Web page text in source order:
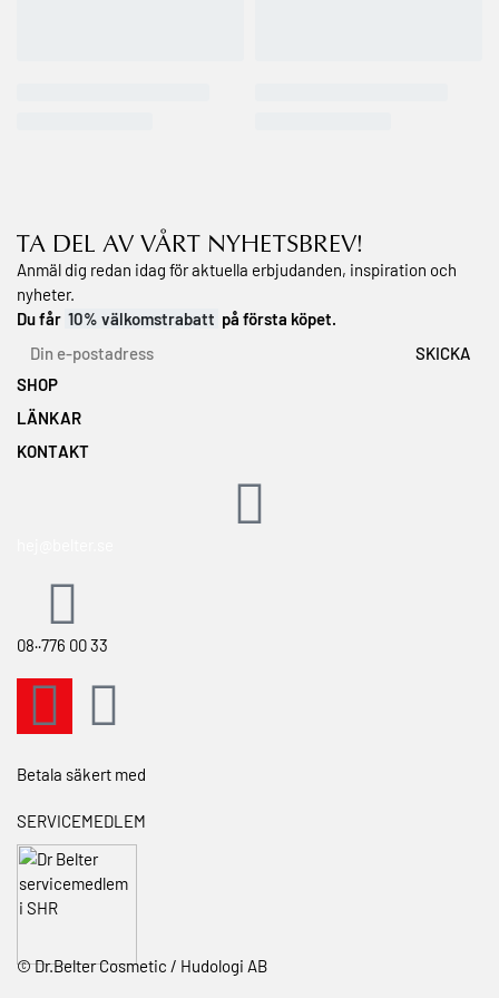
08··776 00 33
Betala säkert med
SERVICEMEDLEM
© Dr.Belter Cosmetic / Hudologi AB
TA DEL AV VÅRT NYHETSBREV!
Anmäl dig redan idag för aktuella erbjudanden, inspiration och
nyheter.
Du får 10% välkomstrabatt på första köpet.
SHOP
Topplistan
Min önskelista
LÄNKAR
Våra hudvårdsserier
KONTAKT